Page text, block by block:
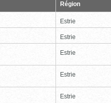
Région
Estrie
Estrie
Estrie
Estrie
Estrie